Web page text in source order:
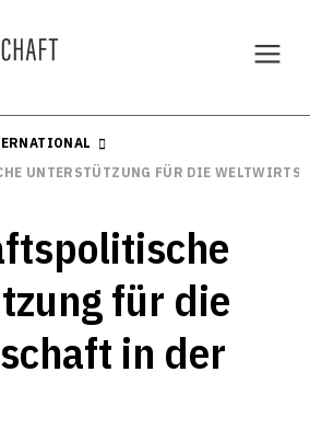
UNTERSTÜTZUNG FÜR DIE
für die
in der